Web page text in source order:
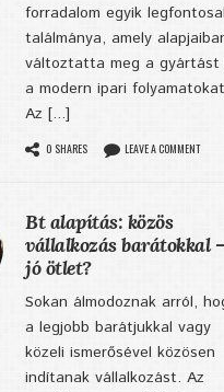
forradalom egyik
találmánya, amely
változtatta meg a gyártást
a modern ipari
Az [...]
0 SHARES LEAVE A COMMENT
Bt alapítás: közös
vállalkozás barátokkal –
jó ötlet?
Sokan álmodoznak arról,
a legjobb barátjukkal vagy
közeli ismerősével közösen
indítanak vállalkozást. Az